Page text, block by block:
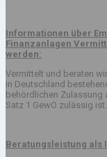
Informationen über
Finanzanlagen
werden:
Vermittelt und beraten
in Deutschland
behördlichen Zulassung
Satz 1 GewO zulässig ist.
Beratungsleistung